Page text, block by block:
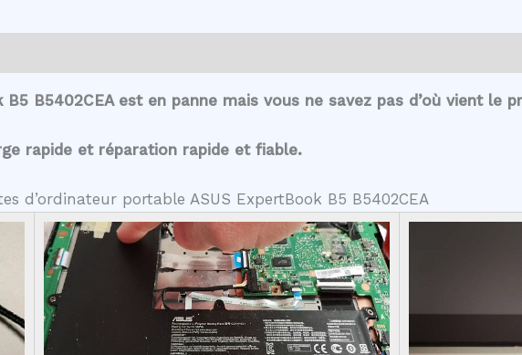
B5402CEA est en panne mais vous ne savez pas d’où vient le
rapide et réparation rapide et fiable.
d’ordinateur portable ASUS ExpertBook B5 B5402CEA